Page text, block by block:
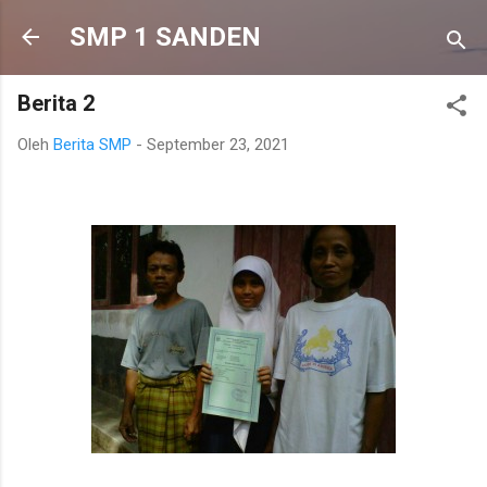
Langsung ke konten utama
SMP 1 SANDEN
Berita 2
Oleh Berita SMP - September 23, 2021